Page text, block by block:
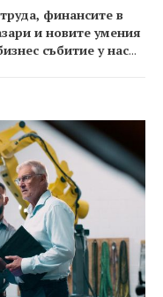
финансите в
и новите умения
събитие у нас...